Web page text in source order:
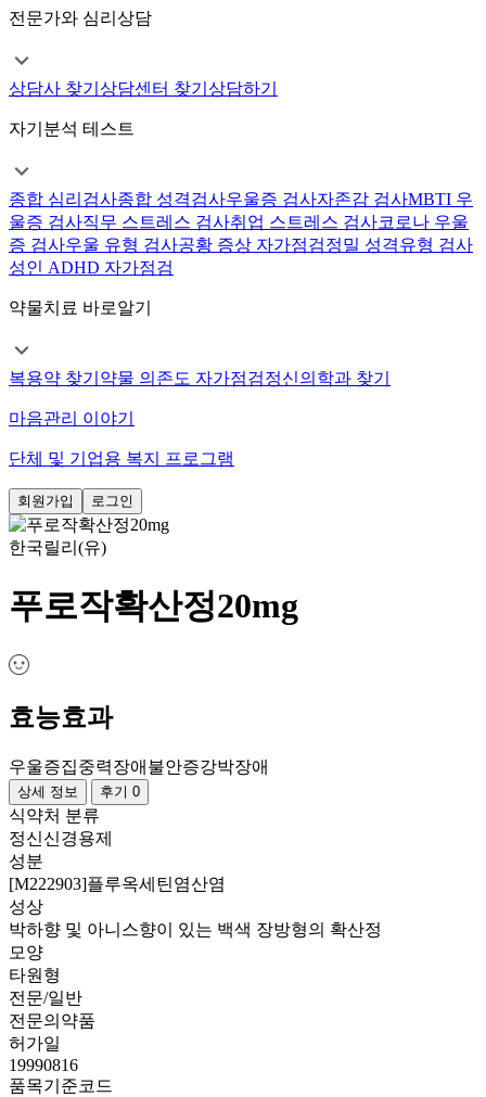
전문가와 심리상담
상담사 찾기 상담센터 찾기 상담하기
자기분석 테스트
종합 심리검사종합 성격검사우울증 검사자존감 검사MBTI 우
울증 검사직무 스트레스 검사취업 스트레스 검사코로나 우울
증 검사우울 유형 검사공황 증상 자가점검정밀 성격유형 검사
성인 ADHD 자가점검
약물치료 바로알기
복용약 찾기 약물 의존도 자가점검정신의학과 찾기
마음관리 이야기
단체 및 기업용 복지 프로그램
회원가입 로그인
한국릴리(유)
푸로작확산정20mg
효능효과
우울증집중력장애 불안증강박장애
상세 정보 후기 0
식약처 분류
정신신경용제
성분
[M222903]플루옥세틴염산염
성상
박하향 및 아니스향이 있는 백색 장방형의 확산정
모양
타원형
전문/일반
전문의약품
허가일
19990816
품목기준코드